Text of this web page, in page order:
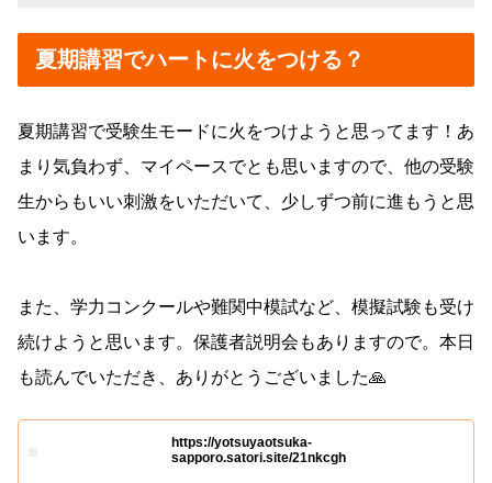
夏期講習でハートに火をつける？
夏期講習で受験生モードに火をつけようと思ってます！あ
まり気負わず、マイペースでとも思いますので、他の受験
生からもいい刺激をいただいて、少しずつ前に進もうと思
います。
また、学力コンクールや難関中模試など、模擬試験も受け
続けようと思います。保護者説明会もありますので。本日
も読んでいただき、ありがとうございました🙏
https://yotsuyaotsuka-
sapporo.satori.site/21nkcgh